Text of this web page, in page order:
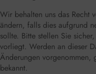
Wir behalten uns das Recht
ändern, falls dies aufgrund
sollte. Bitte stellen Sie
vorliegt. Werden an dieser
Änderungen vorgenommen,
bekannt.